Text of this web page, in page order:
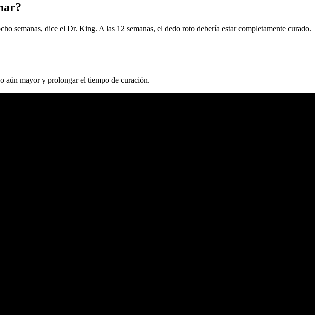
semanas, dice el Dr. King. A las 12 semanas, el dedo roto debería estar completamente curado.
aún mayor y prolongar el tiempo de curación.